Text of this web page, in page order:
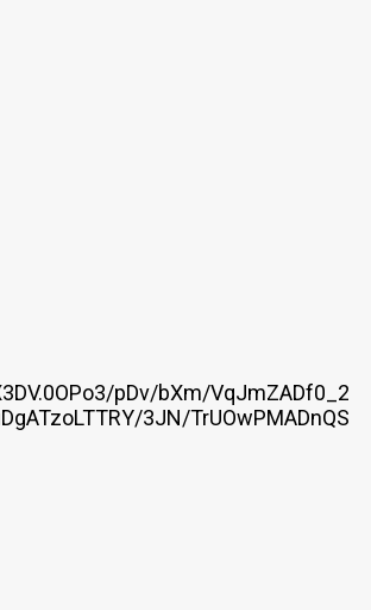
pDv/bXm/VqJmZADf0_2
3JN/TrUOwPMADnQS